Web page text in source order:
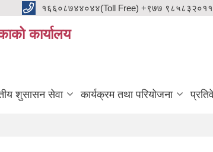
१६६०८७४४०४४(Toll Free) +९७७
कार्यालय
शुसासन सेवा कार्यक्रम तथा परियोजना